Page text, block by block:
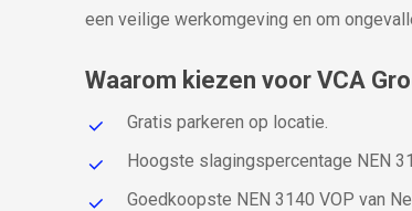
een veilige werkomgeving en om
Waarom kiezen voor VCA
Gratis parkeren op locatie.
Hoogste slagingspercentage NEN
Goedkoopste NEN 3140 VOP van